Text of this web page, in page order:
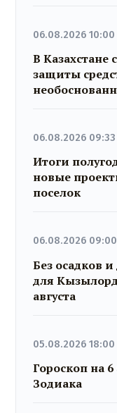
06.08.2026 10:00
В Казахстане
защиты
06.08.2026 09:33
Итоги
новые
поселок
06.08.2026 09:00
Без осадков
для
августа
05.08.2026 18:00
Гороскоп на 6
Зодиака